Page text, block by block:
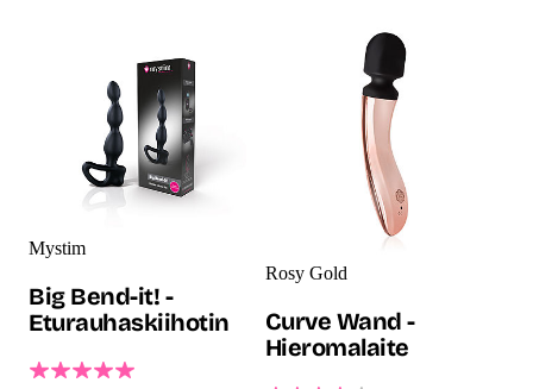
Mystim
Big Bend-it! -
Eturauhaskiihotin
Rosy Gold
Curve Wand -
Hieromalaite